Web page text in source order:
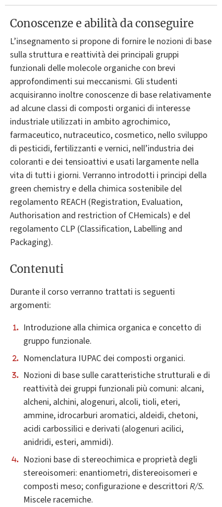
Conoscenze e abilità da conseguire
L’insegnamento si propone di fornire le nozioni di base
sulla struttura e reattività dei principali gruppi
funzionali delle molecole organiche con brevi
approfondimenti sui meccanismi. Gli studenti
acquisiranno inoltre conoscenze di base relativamente
ad alcune classi di composti organici di interesse
industriale utilizzati in ambito agrochimico,
farmaceutico, nutraceutico, cosmetico, nello sviluppo
di pesticidi, fertilizzanti e vernici, nell’industria dei
coloranti e dei tensioattivi e usati largamente nella
vita di tutti i giorni. Verranno introdotti i principi della
green chemistry e della chimica sostenibile del
regolamento REACH (Registration, Evaluation,
Authorisation and restriction of CHemicals) e del
regolamento CLP (Classification, Labelling and
Packaging).
Contenuti
Durante il corso verranno trattati is seguenti
argomenti:
Introduzione alla chimica organica e concetto di
gruppo funzionale.
Nomenclatura IUPAC dei composti organici.
Nozioni di base sulle caratteristiche strutturali e di
reattività dei gruppi funzionali più comuni: alcani,
alcheni, alchini, alogenuri, alcoli, tioli, eteri,
ammine, idrocarburi aromatici, aldeidi, chetoni,
acidi carbossilici e derivati (alogenuri acilici,
anidridi, esteri, ammidi).
Nozioni base di stereochimica e proprietà degli
stereoisomeri: enantiometri, distereoisomeri e
composti meso; configurazione e descrittori R/S.
Miscele racemiche.